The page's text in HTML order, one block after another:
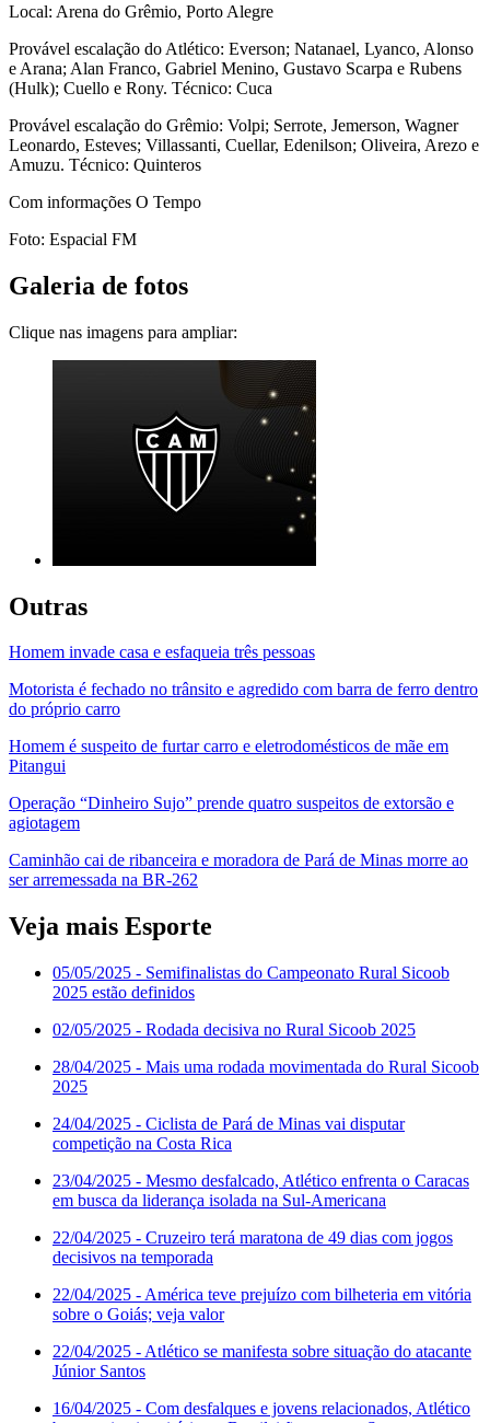
Local: Arena do Grêmio, Porto Alegre
Provável escalação do Atlético: Everson; Natanael, Lyanco, Alonso
e Arana; Alan Franco, Gabriel Menino, Gustavo Scarpa e Rubens
(Hulk); Cuello e Rony. Técnico: Cuca
Provável escalação do Grêmio: Volpi; Serrote, Jemerson, Wagner
Leonardo, Esteves; Villassanti, Cuellar, Edenilson; Oliveira, Arezo e
Amuzu. Técnico: Quinteros
Com informações O Tempo
Foto: Espacial FM
Galeria de fotos
Clique nas imagens para ampliar:
Outras
Homem invade casa e esfaqueia três pessoas
Motorista é fechado no trânsito e agredido com barra de ferro dentro
do próprio carro
Homem é suspeito de furtar carro e eletrodomésticos de mãe em
Pitangui
Operação “Dinheiro Sujo” prende quatro suspeitos de extorsão e
agiotagem
Caminhão cai de ribanceira e moradora de Pará de Minas morre ao
ser arremessada na BR-262
Veja mais Esporte
05/05/2025 - Semifinalistas do Campeonato Rural Sicoob
2025 estão definidos
02/05/2025 - Rodada decisiva no Rural Sicoob 2025
28/04/2025 - Mais uma rodada movimentada do Rural Sicoob
2025
24/04/2025 - Ciclista de Pará de Minas vai disputar
competição na Costa Rica
23/04/2025 - Mesmo desfalcado, Atlético enfrenta o Caracas
em busca da liderança isolada na Sul-Americana
22/04/2025 - Cruzeiro terá maratona de 49 dias com jogos
decisivos na temporada
22/04/2025 - América teve prejuízo com bilheteria em vitória
sobre o Goiás; veja valor
22/04/2025 - Atlético se manifesta sobre situação do atacante
Júnior Santos
16/04/2025 - Com desfalques e jovens relacionados, Atlético